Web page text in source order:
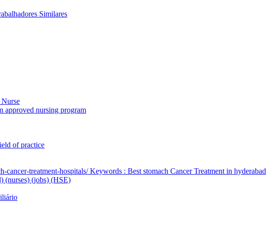
Similares
approved nursing program
of practice
cancer-treatment-hospitals/ Keywords : Best stomach Cancer Treatment in hyderabad
(nurses) (jobs) (HSE)